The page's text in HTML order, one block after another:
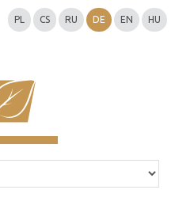
PL CS RU DE EN HU